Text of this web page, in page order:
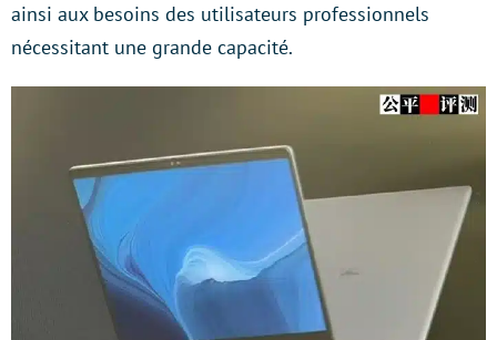
ainsi aux besoins des utilisateurs professionnels
nécessitant une grande capacité.